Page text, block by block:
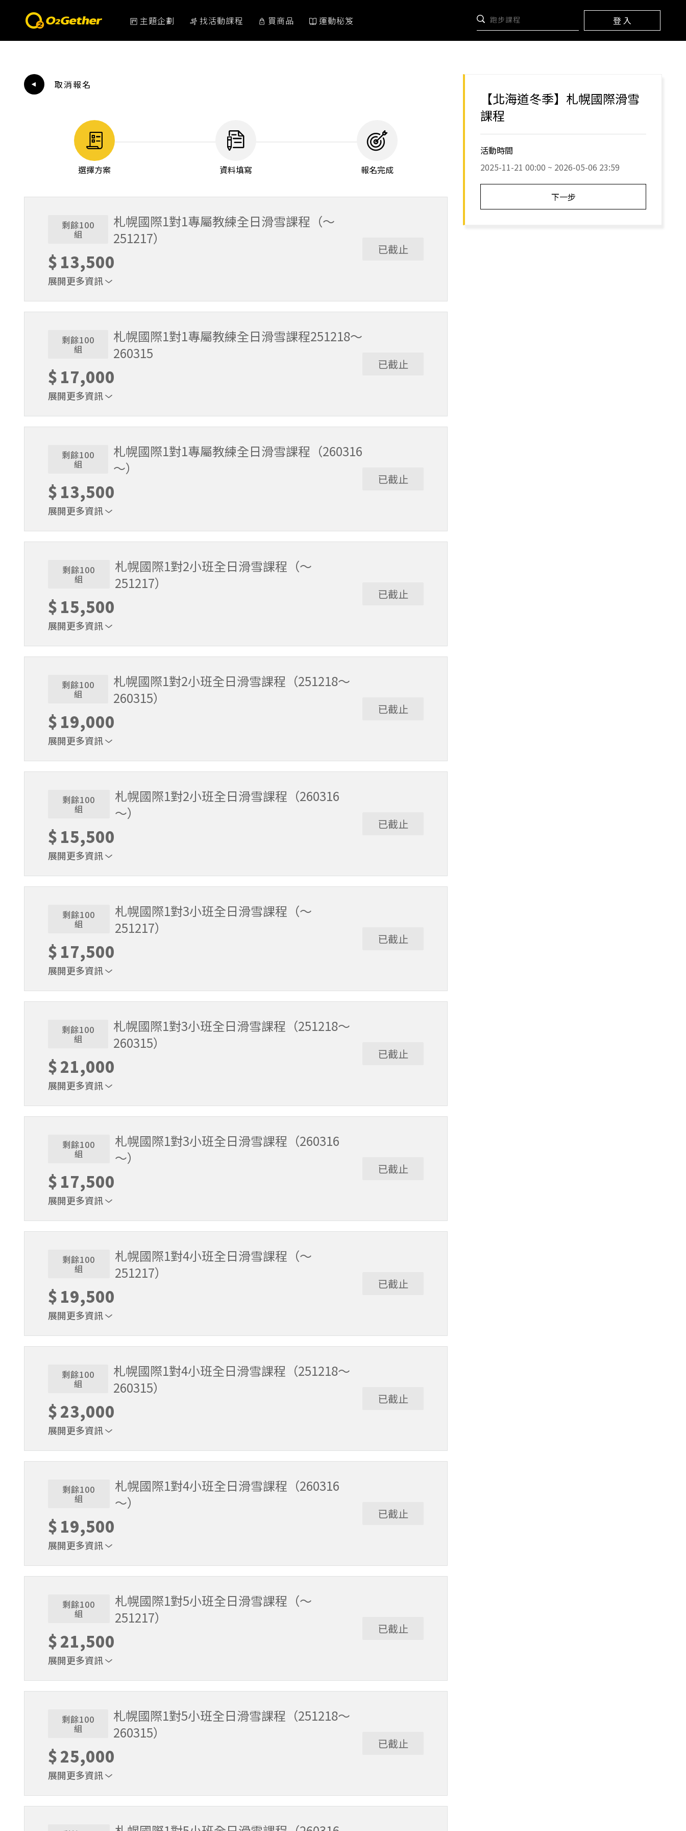
主題企劃 找活動課程 買商品 運動秘笈 登 入
取消報名
選擇方案 資料填寫 報名完成
剩餘100
組
札幌國際1對1專屬教練全日滑雪課程（～
251217）
$ 13,500
展開更多資訊
已截止
適用期間：2025/11/22~2025/12/17。課程時間9:30～15:30（含午休1小時）。
剩餘100
組
札幌國際1對1專屬教練全日滑雪課程251218～
260315
$ 17,000
展開更多資訊
已截止
適用期間：2025/12/18～2026/3/15。課程時間9:30～15:30（含午休1小時）。
剩餘100
組
札幌國際1對1專屬教練全日滑雪課程（260316
～）
$ 13,500
展開更多資訊
已截止
適用期間：2026/3/16～2026/5/6。課程時間9:30～15:30（含午休1小時）。
剩餘100
組
札幌國際1對2小班全日滑雪課程（～
251217）
$ 15,500
展開更多資訊
已截止
1位代表報名即可。適用期間2025/11/22～2025/12/17。課程時間9:30～15:30（含午休1小時）。
剩餘100
組
札幌國際1對2小班全日滑雪課程（251218～
260315）
$ 19,000
展開更多資訊
已截止
1位代表報名即可。適用期間2025/12/18～2026/3/15。課程時間9:30～15:30（含午休1小時）。
剩餘100
組
札幌國際1對2小班全日滑雪課程（260316
～）
$ 15,500
展開更多資訊
已截止
1位代表報名即可。適用期間2026/3/16～2026/5/6。課程時間9:30～15:30（含午休1小時）。
剩餘100
組
札幌國際1對3小班全日滑雪課程（～
251217）
$ 17,500
展開更多資訊
已截止
1位代表報名即可。適用期間2025/11/22～2025/12/17。課程時間9:30～15:30（含午休1小時）。
剩餘100
組
札幌國際1對3小班全日滑雪課程（251218～
260315）
$21,000
展開更多資訊
已截止
1位代表報名即可。適用期間2025/12/18～2026/3/15。課程時間9:30～15:30（含午休1小時）。
剩餘100
組
札幌國際1對3小班全日滑雪課程（260316
～）
$ 17,500
展開更多資訊
已截止
1位代表報名即可。適用期間2026/3/16～2026/5/6。課程時間9:30～15:30（含午休1小時）。
剩餘100
組
札幌國際1對4小班全日滑雪課程（～
251217）
$ 19,500
展開更多資訊
已截止
1位代表報名即可。適用期間2025/11/22～2025/12/17。課程時間9:30～15:30（含午休1小時）。
剩餘100
組
札幌國際1對4小班全日滑雪課程（251218～
260315）
$23,000
展開更多資訊
已截止
1位代表報名即可。適用期間2025/12/18～2026/3/15。課程時間9:30～15:30（含午休1小時）。
剩餘100
組
札幌國際1對4小班全日滑雪課程（260316
～）
$ 19,500
展開更多資訊
已截止
1位代表報名即可。適用期間2026/3/16～2026/5/6。課程時間9:30～15:30（含午休1小時）。
剩餘100
組
札幌國際1對5小班全日滑雪課程（～
251217）
$21,500
展開更多資訊
已截止
1位代表報名即可。適用期間2025/11/22～2025/12/17。課程時間9:30～15:30（含午休1小時）。
剩餘100
組
札幌國際1對5小班全日滑雪課程（251218～
260315）
$25,000
展開更多資訊
已截止
1位代表報名即可。適用期間2025/12/18～2026/3/15。課程時間9:30～15:30（含午休1小時）。
【北海道冬季】札幌國際滑雪
課程
活動時間
2025-11-21 00:00 ~ 2026-05-06 23:59
下一步